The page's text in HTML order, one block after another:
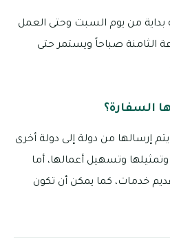
من يوم السبت وحتى العمل
الثامنة صباحاً ويستمر حتى
السفارة؟
إرسالها من دولة إلى دولة أخرى
وتسهيل أعمالها، أما
خدمات، كما يمكن أن تكون